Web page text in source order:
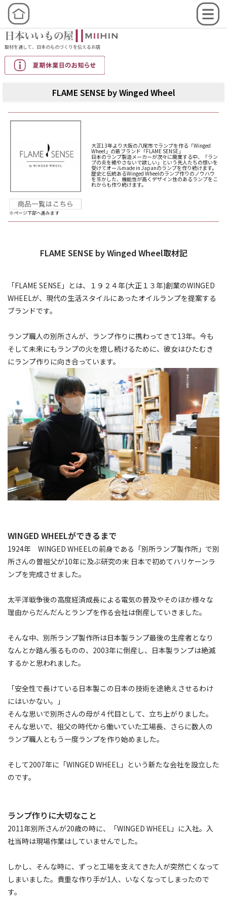
取材を通して、日本のものづくりを伝えるお店
FLAME SENSE by Winged Wheel
※ページ下部へ進みます
大正13年より大阪の八尾市でランプを作る「Winged
Wheel」の新ブランド「FLAME SENSE」
日本のランプ製造メーカーが次々に廃業する中、「ラン
プの炎を絶やさないで欲しい」という先人たちの想いを
受けてオールmade in Japanのランプを作り続けます。
歴史と伝統あるWinged Wheelのランプ作りのノウハウ
を生かした、機能性が高くデザイン性のあるランプをこ
れからも作り続けます。
FLAME SENSE by Winged Wheel取材記
「FLAME SENSE」とは、１９２４年(大正１３年)創業のWINGED
WHEELが、現代の生活スタイルにあったオイルランプを提案する
ブランドです。
ランプ職人の別所さんが、ランプ作りに携わってきて13年。今も
そして未来にもランプの火を燈し続けるために、彼女はひたむき
にランプ作りに向き合っています。
WINGED WHEELができるまで
1924年 WINGED WHEELの前身である「別所ランプ製作所」で別
所さんの曽祖父が10年に及ぶ研究の末 日本で初めてハリケーンラ
ンプを完成させました。
太平洋戦争後の高度経済成長による電気の普及やそのほか様々な
理由からだんだんとランプを作る会社は倒産していきました。
そんな中、別所ランプ製作所は日本製ランプ最後の生産者となり
なんとか踏ん張るものの、2003年に倒産し、日本製ランプは絶滅
するかと思われました。
「安全性で長けている日本製この日本の技術を途絶えさせるわけ
にはいかない。」
そんな思いで別所さんの母が４代目として、立ち上がりました。
そんな思いで、祖父の時代から働いていた工場長、さらに数人の
ランプ職人ともう一度ランプを作り始めました。
そして2007年に「WINGED WHEEL」という新たな会社を設立した
のです。
ランプ作りに大切なこと
2011年別所さんが20歳の時に、「WINGED WHEEL」に入社。入
社当時は現場作業はしていませんでした。
しかし、そんな時に、ずっと工場を支えてきた人が突然亡くなって
しまいました。貴重な作り手が1人、いなくなってしまったので
す。